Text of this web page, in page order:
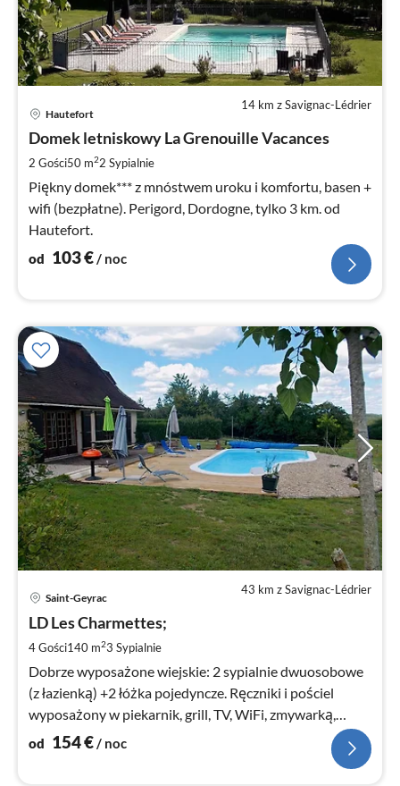
14 km z Savignac-Lédrier
Hautefort
Domek letniskowy La Grenouille Vacances
2 Gości50 m22 Sypialnie
Piękny domek*** z mnóstwem uroku i komfortu, basen +
wifi (bezpłatne). Perigord, Dordogne, tylko 3 km. od
Hautefort.
od 103€/ noc
43 km z Savignac-Lédrier
Saint-Geyrac
LD Les Charmettes;
4 Gości140 m23 Sypialnie
Dobrze wyposażone wiejskie: 2 sypialnie dwuosobowe
(z łazienką) +2 łóżka pojedyncze. Ręczniki i pościel
wyposażony w piekarnik, grill, TV, WiFi, zmywarką,
lodówką. Taras.
od 154€/ noc